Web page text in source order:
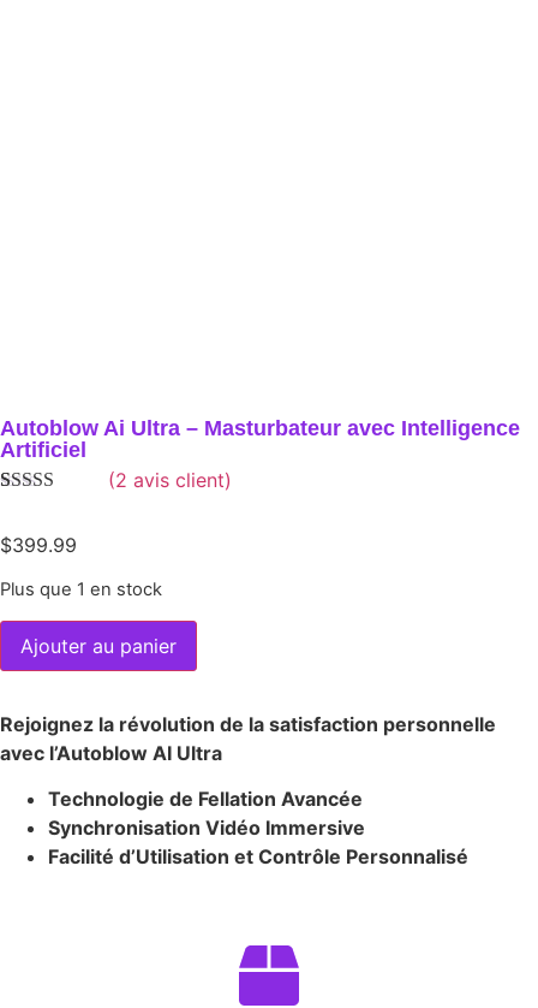
Autoblow Ai Ultra – Masturbateur avec Intelligence
Artificiel
notations
(2 avis client)
$399.99
Plus que 1 en stock
Ajouter au panier
Rejoignez la révolution de la satisfaction personnelle
avec l’Autoblow AI Ultra
Technologie de Fellation Avancée
Synchronisation Vidéo Immersive
Facilité d’Utilisation et Contrôle Personnalisé